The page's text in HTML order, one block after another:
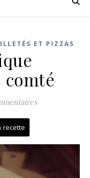
ET PIZZAS
comté
recette